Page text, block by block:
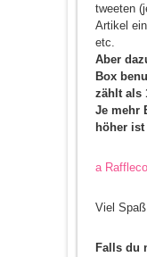
tweeten
Artikel
etc.
Aber
Box
zählt als
Je mehr
höher ist
a
Viel
Falls du